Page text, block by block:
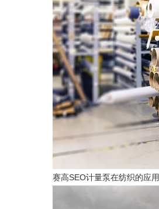
赛高SEO计量泵在纺织的应用